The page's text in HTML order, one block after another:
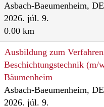
Asbach-Baeumenheim, DE
2026. júl. 9.
0.00 km
Ausbildung zum
Beschichtungstechnik (m/
Bäumenheim
Asbach-Baeumenheim, DE
2026. júl. 9.